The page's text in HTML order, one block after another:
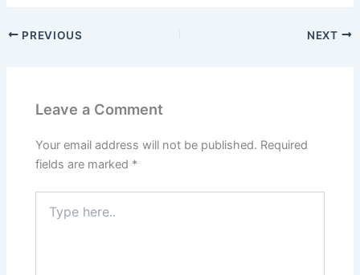
c
e
o
k
st
o
o
PREVIOUS NEXT
Leave a Comment
Your email address will not be published. Required
fields are marked *
here..